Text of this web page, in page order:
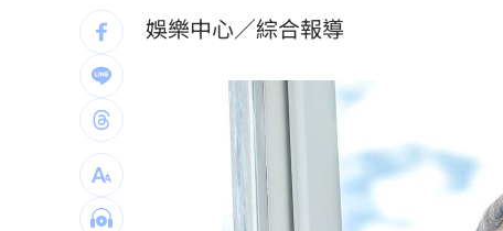
飲料空盒找嘸地方丟 騎車咬著遭攔查槓警
白海豚颱風擺盪逼近！雨到「這時」才趨緩
最遺憾童年記憶空白 禹菡：當年真不懂事
每股配12.8元的它 Ｑ2營收曝光
娛樂中心／綜合報導